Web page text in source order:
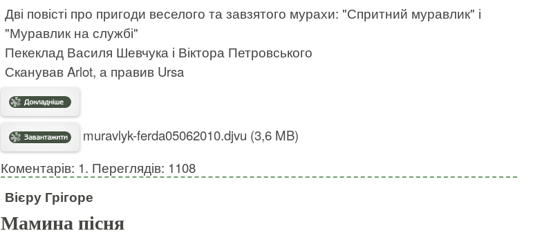
Дві повісті про пригоди веселого та завзятого мурахи: "Спритний муравлик" і
"Муравлик на службі"
Пекеклад Василя Шевчука і Віктора Петровського
СканувавArlot, а правив Ursa
muravlyk-ferda05062010.djvu (3,6 MB)
Коментарів: 1. Переглядів: 1108
Вієру Грігоре
Мамина пісня